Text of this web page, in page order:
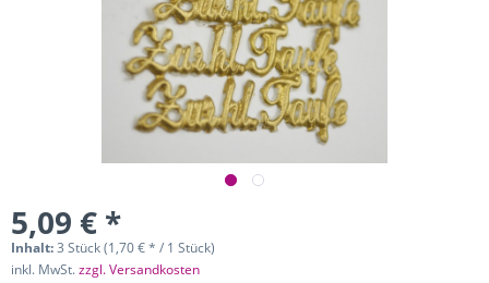
5,09 € *
Inhalt:3 Stück (1,70 € * / 1 Stück)
inkl. MwSt.zzgl. Versandkosten